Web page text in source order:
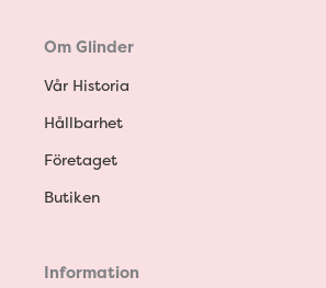
Om Glinder
Vår Historia
Hållbarhet
Företaget
Butiken
Information